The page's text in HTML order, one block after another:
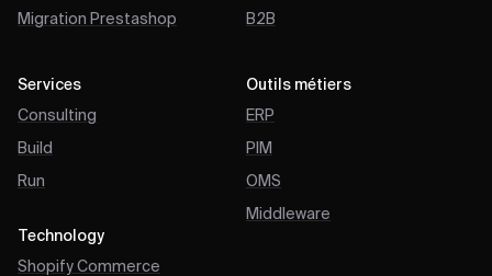
Migration Prestashop
Services
Consulting
Build
Run
B2B
Outils métiers
ERP
PIM
OMS
Middleware
Technology
Shopify Commerce